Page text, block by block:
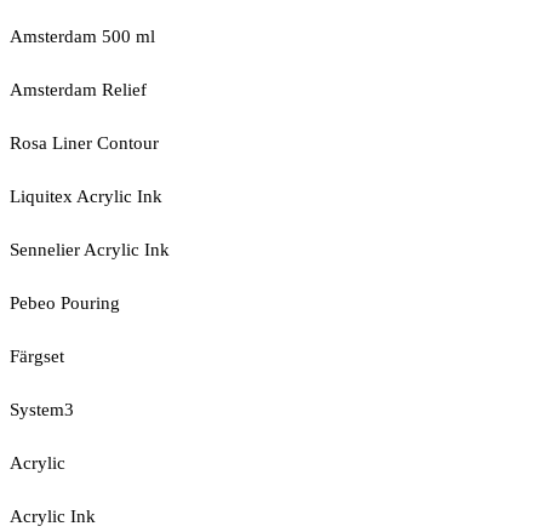
Amsterdam 500 ml
Amsterdam Relief
Rosa Liner Contour
Liquitex Acrylic Ink
Sennelier Acrylic Ink
Pebeo Pouring
Färgset
System3
Acrylic
Acrylic Ink